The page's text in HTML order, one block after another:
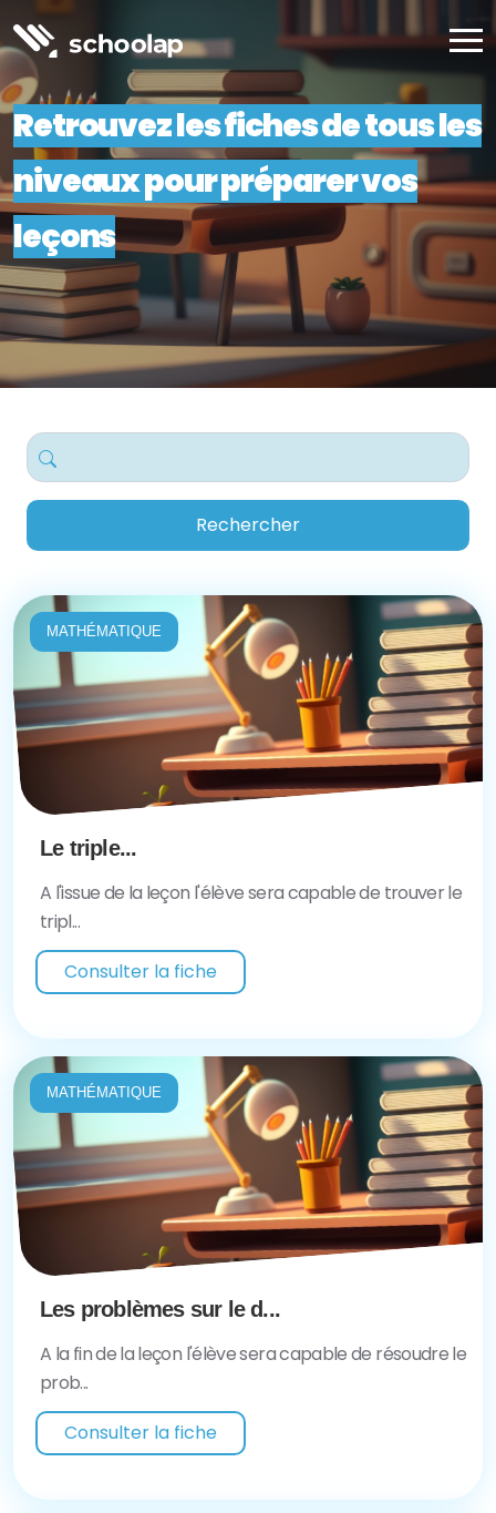
Retrouvez les fiches de tous les
niveaux pour préparer vos
leçons
Rechercher
MATHÉMATIQUE
Le triple...
A l'issue de la leçon l'élève sera capable de trouver le
tripl...
Consulter la fiche
MATHÉMATIQUE
Les problèmes sur le d...
A la fin de la leçon l'élève sera capable de résoudre le
prob...
Consulter la fiche